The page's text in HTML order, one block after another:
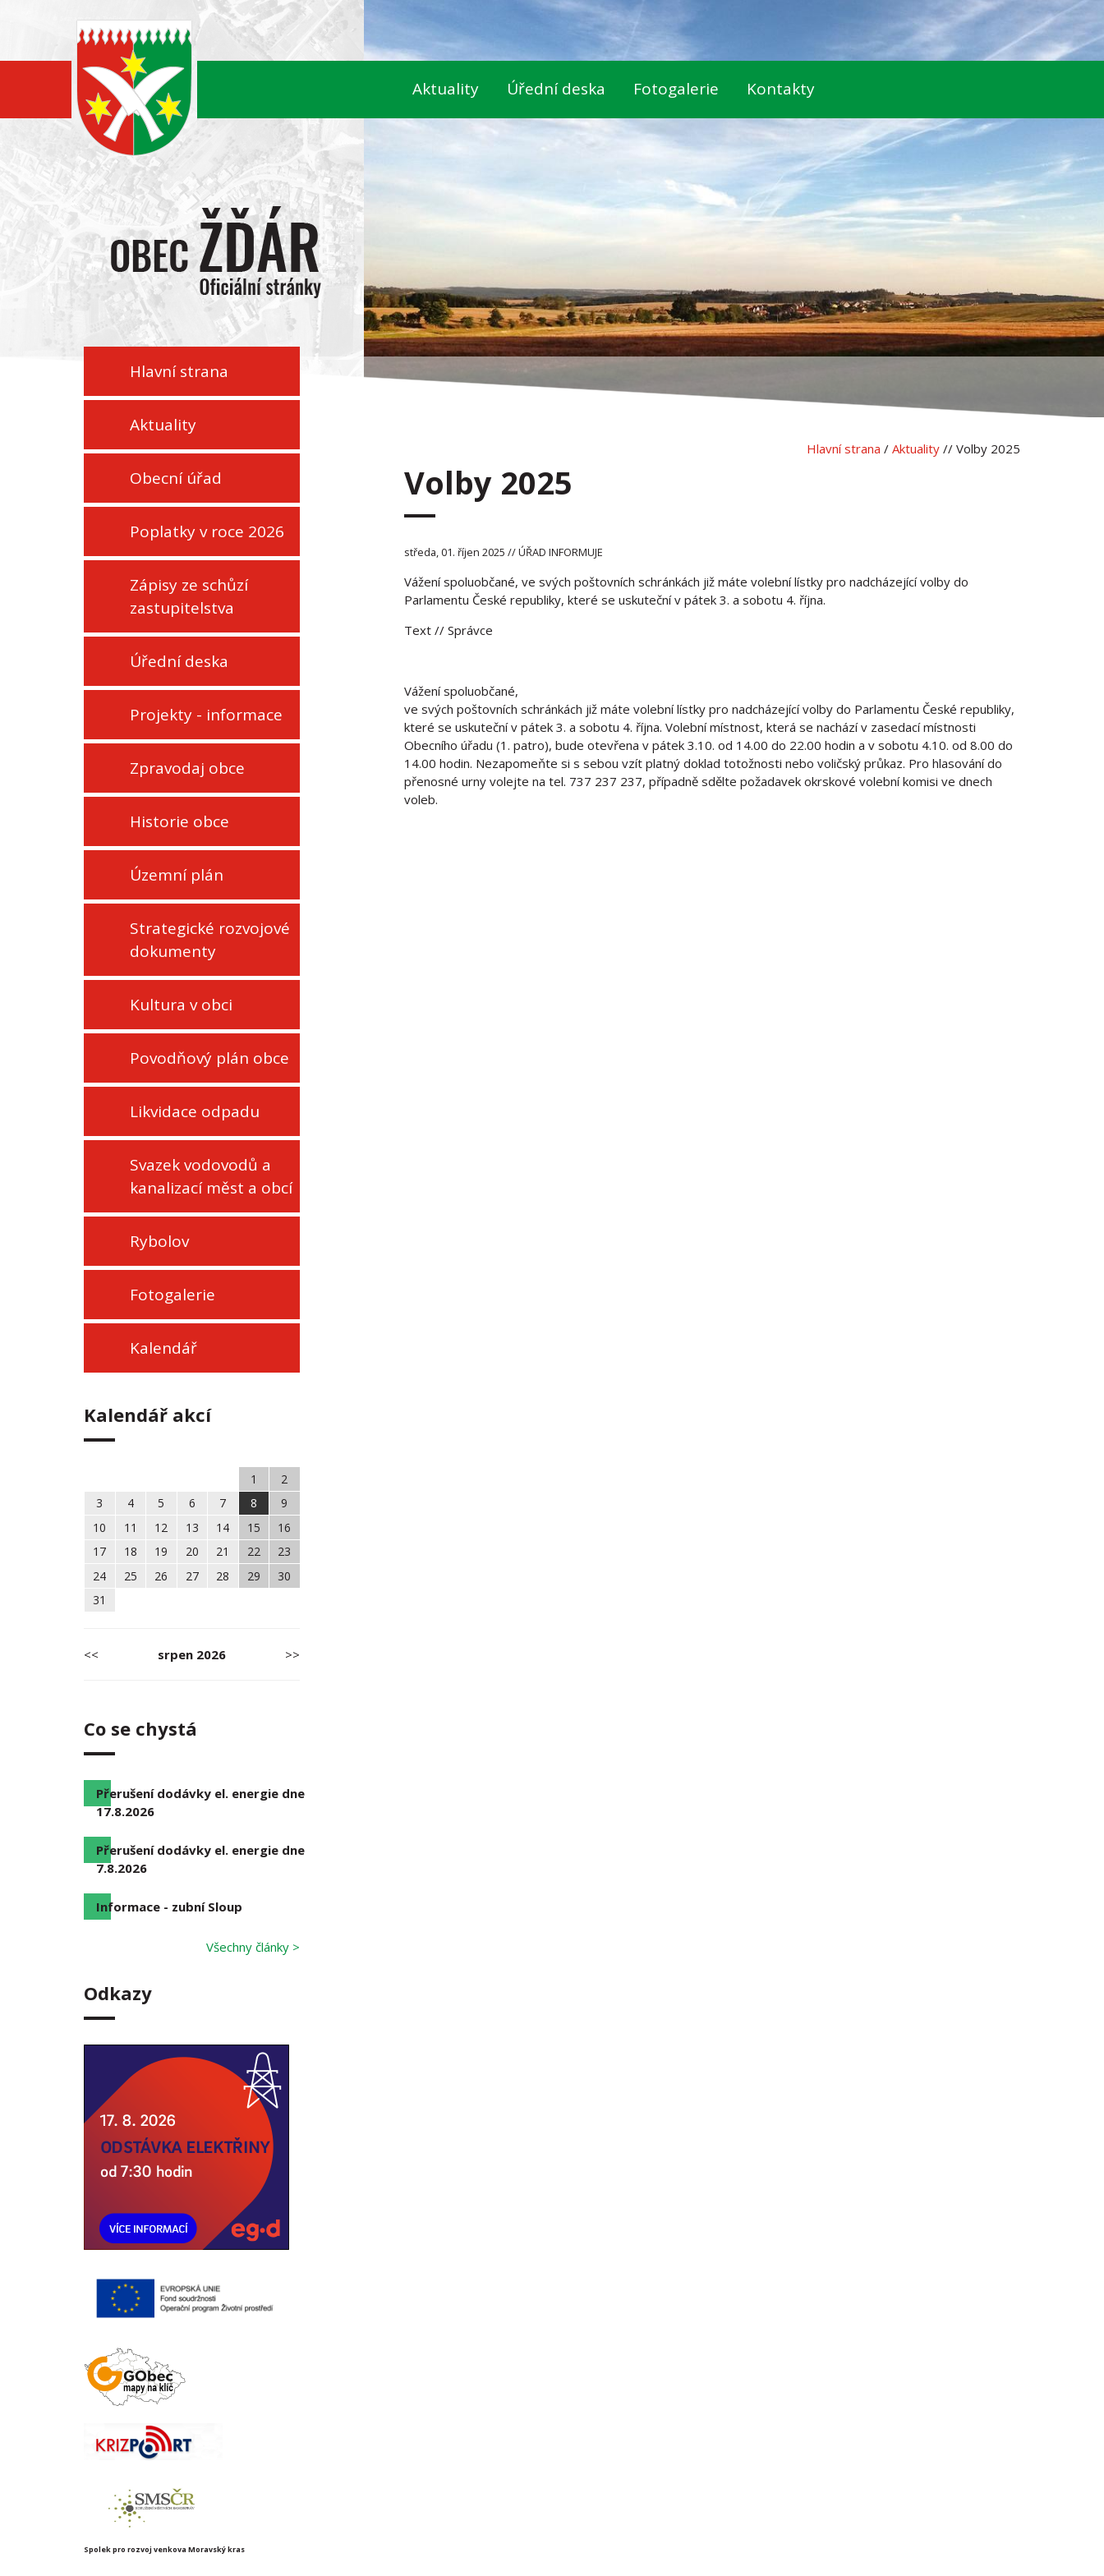
Aktuality Úřední deska Fotogalerie Kontakty
Hlavní strana
Aktuality
Obecní úřad
Poplatky v roce 2026
Zápisy ze schůzí
zastupitelstva
Úřední deska
Projekty - informace
Zpravodaj obce
Historie obce
Územní plán
Strategické rozvojové
dokumenty
Kultura v obci
Povodňový plán obce
Likvidace odpadu
Svazek vodovodů a
kanalizací měst a obcí
Rybolov
Fotogalerie
Kalendář
Kalendář akcí
1
2
3
4 5 6 7 8
9
10
11 12 13 14 15
16
17
18 19 20 21 22
23
24
25 26 27 28 29
30
31
<< srpen 2026 >>
Co se chystá
Přerušení dodávky el. energie dne
17.8.2026
Přerušení dodávky el. energie dne
7.8.2026
Informace - zubní Sloup
Všechny články >
Odkazy
Spolek pro rozvoj venkova Moravský kras
Hlavní strana / Aktuality // Volby 2025
Volby 2025
středa, 01. říjen 2025 // ÚŘAD INFORMUJE
Vážení spoluobčané, ve svých poštovních schránkách již máte volební lístky pro nadcházející volby do
Parlamentu České republiky, které se uskuteční v pátek 3. a sobotu 4. října.
Text // Správce
Vážení spoluobčané,
ve svých poštovních schránkách již máte volební lístky pro nadcházející volby do Parlamentu České republiky,
které se uskuteční v pátek 3. a sobotu 4. října. Volební místnost, která se nachází v zasedací místnosti
Obecního úřadu (1. patro), bude otevřena v pátek 3.10. od 14.00 do 22.00 hodin a v sobotu 4.10. od 8.00 do
14.00 hodin. Nezapomeňte si s sebou vzít platný doklad totožnosti nebo voličský průkaz. Pro hlasování do
přenosné urny volejte na tel. 737 237 237, případně sdělte požadavek okrskové volební komisi ve dnech
voleb.